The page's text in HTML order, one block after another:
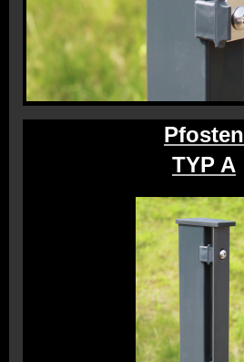
Pfosten
TYP A